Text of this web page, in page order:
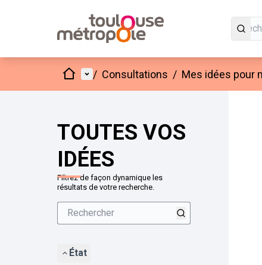
AccueilMenu principal
/ Consultations / Mes idées pour
TOUTES VOS
IDÉES
Filtrez de façon dynamique les
résultats de votre recherche.
État